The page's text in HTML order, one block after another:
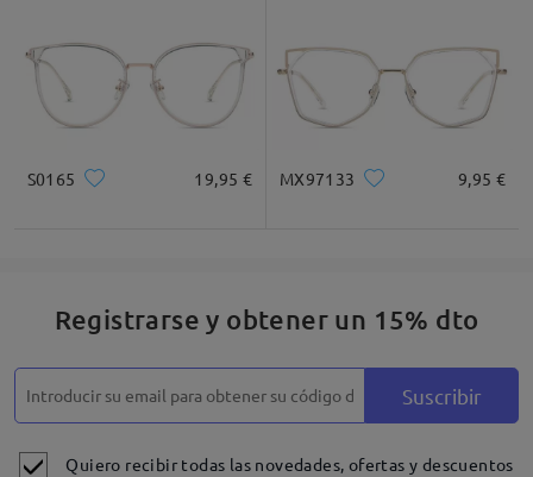
S0165 19,95 € MX97133 9,95 €
Registrarse y obtener un 15% dto
Suscribir
Quiero recibir todas las novedades, ofertas y descuentos